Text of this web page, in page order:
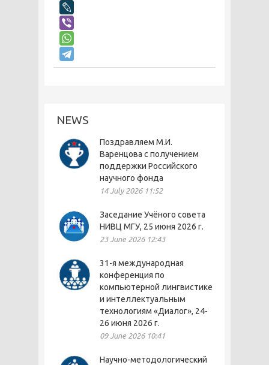
NEWS
Поздравляем М.И.
Варенцова с получением
поддержки Российского
научного фонда
14 July 2026 11:52
Заседание Учёного совета
НИВЦ МГУ, 25 июня 2026 г.
23 June 2026 12:43
31-я международная
конференция по
компьютерной лингвистике
и интеллектуальным
технологиям «Диалог», 24-
26 июня 2026 г.
09 June 2026 10:41
Научно-методологический